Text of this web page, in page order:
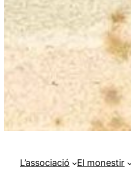
L’associació El monestir